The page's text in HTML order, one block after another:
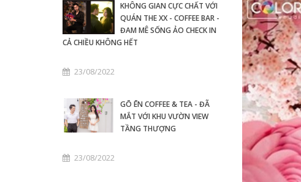
KHÔNG GIAN CỰC CHẤT VỚI
QUÁN THE XX - COFFEE BAR -
ĐAM MÊ SỐNG ẢO CHECK IN
CẢ CHIỀU KHÔNG HẾT
23/08/2022
GŌ ĒN COFFEE & TEA - ĐÃ
MẮT VỚI KHU VƯỜN VIEW
TẦNG THƯỢNG
23/08/2022